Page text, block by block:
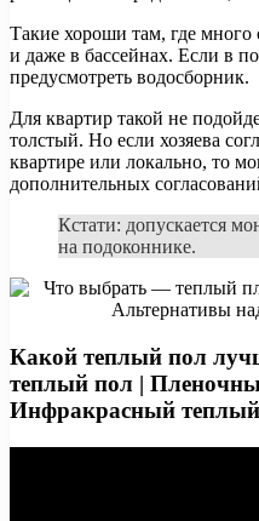
Такие хороши там, где много
и даже в бассейнах. Если в
предусмотреть водосборник.
Для квартир такой не
толстый. Но если хозяева
квартире или локально, то
дополнительных
Кстати: допускается
на подоконнике.
Какой теплый пол
теплый пол |
Инфракрасный